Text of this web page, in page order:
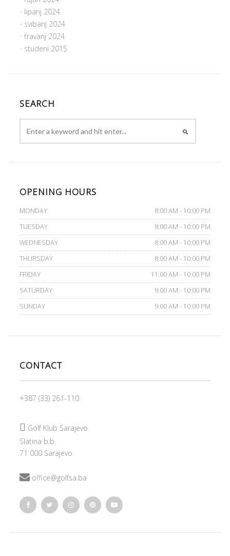
lipanj 2024
svibanj 2024
travanj 2024
studeni 2015
SEARCH
OPENING HOURS
MONDAY
8:00 AM - 10:00 PM
TUESDAY
8:00 AM - 10:00 PM
WEDNESDAY
8:00 AM - 10:00 PM
THURSDAY
8:00 AM - 10:00 PM
FRIDAY
11:00 AM - 10:00 PM
SATURDAY
9:00 AM - 10:00 PM
SUNDAY
9:00 AM - 10:00 PM
CONTACT
+387 (33) 261-110
 Golf Klub Sarajevo
Slatina b.b.
71 000 Sarajevo
office@golfsa.ba